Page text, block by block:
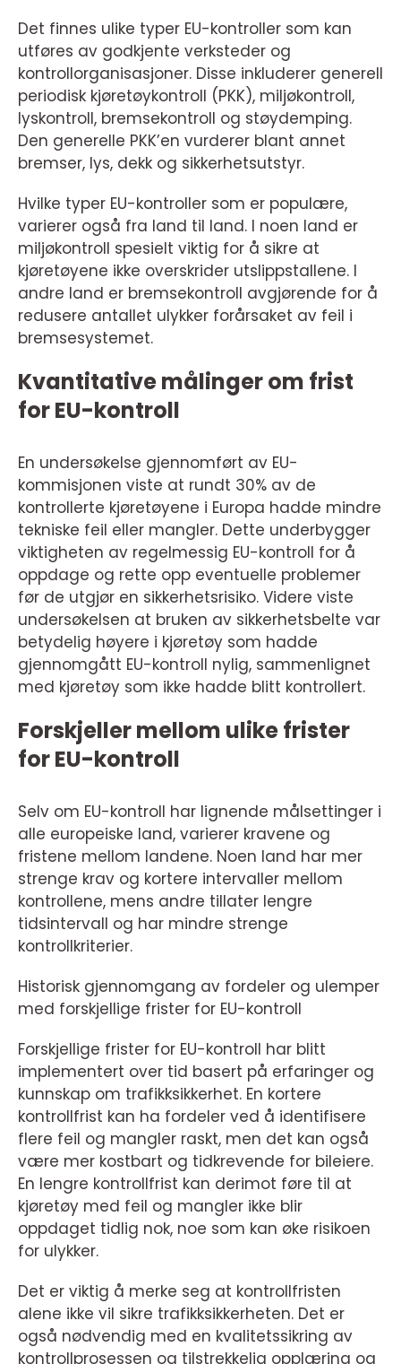
Det finnes ulike typer EU-kontroller som kan
utføres av godkjente verksteder og
kontrollorganisasjoner. Disse inkluderer generell
periodisk kjøretøykontroll (PKK), miljøkontroll,
lyskontroll, bremsekontroll og støydemping.
Den generelle PKK’en vurderer blant annet
bremser, lys, dekk og sikkerhetsutstyr.
Hvilke typer EU-kontroller som er populære,
varierer også fra land til land. I noen land er
miljøkontroll spesielt viktig for å sikre at
kjøretøyene ikke overskrider utslippstallene. I
andre land er bremsekontroll avgjørende for å
redusere antallet ulykker forårsaket av feil i
bremsesystemet.
Kvantitative målinger om frist
for EU-kontroll
En undersøkelse gjennomført av EU-
kommisjonen viste at rundt 30% av de
kontrollerte kjøretøyene i Europa hadde mindre
tekniske feil eller mangler. Dette underbygger
viktigheten av regelmessig EU-kontroll for å
oppdage og rette opp eventuelle problemer
før de utgjør en sikkerhetsrisiko. Videre viste
undersøkelsen at bruken av sikkerhetsbelte var
betydelig høyere i kjøretøy som hadde
gjennomgått EU-kontroll nylig, sammenlignet
med kjøretøy som ikke hadde blitt kontrollert.
Forskjeller mellom ulike frister
for EU-kontroll
Selv om EU-kontroll har lignende målsettinger i
alle europeiske land, varierer kravene og
fristene mellom landene. Noen land har mer
strenge krav og kortere intervaller mellom
kontrollene, mens andre tillater lengre
tidsintervall og har mindre strenge
kontrollkriterier.
Historisk gjennomgang av fordeler og ulemper
med forskjellige frister for EU-kontroll
Forskjellige frister for EU-kontroll har blitt
implementert over tid basert på erfaringer og
kunnskap om trafikksikkerhet. En kortere
kontrollfrist kan ha fordeler ved å identifisere
flere feil og mangler raskt, men det kan også
være mer kostbart og tidkrevende for bileiere.
En lengre kontrollfrist kan derimot føre til at
kjøretøy med feil og mangler ikke blir
oppdaget tidlig nok, noe som kan øke risikoen
for ulykker.
Det er viktig å merke seg at kontrollfristen
alene ikke vil sikre trafikksikkerheten. Det er
også nødvendig med en kvalitetssikring av
kontrollprosessen og tilstrekkelig opplæring og